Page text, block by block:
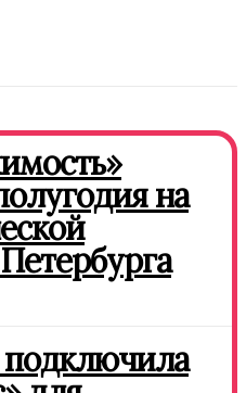
на
подключила